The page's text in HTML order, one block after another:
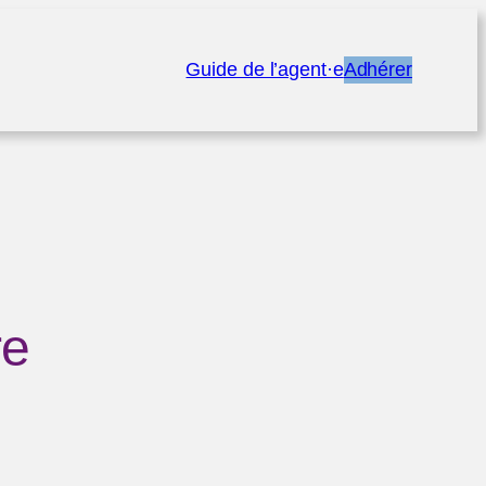
Guide de l’agent·eAdhérer